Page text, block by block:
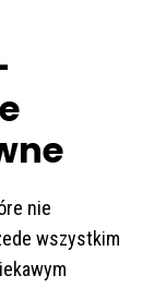
nie
wszystkim